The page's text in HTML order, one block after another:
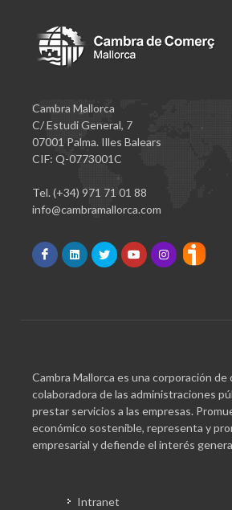
Cambra Mallorca
C/ Estudi General, 7
07001 Palma. Illes Balears
CIF: Q-0773001C
Tel. (+34) 971 71 01 88
info@cambramallorca.com
Cambra Mallorca es una corporación de
colaboradora de las administraciones
prestar servicios a las empresas.
económico sostenible, representa y
empresarial y defiende el interés
Intranet